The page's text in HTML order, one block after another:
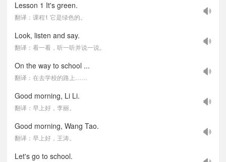
Lesson 1 It's green.
翻译：课程1 它是绿色的。
Look, listen and say.
翻译：看一看，听一听并说一说。
On the way to school ...
翻译：在去学校的路上……
Good morning, Li Li.
翻译：早上好，李丽。
Good morning, Wang Tao.
翻译：早上好，王涛。
Let's go to school.